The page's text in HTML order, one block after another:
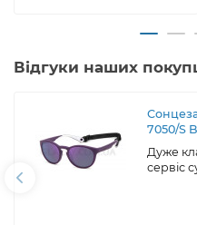
Відгуки наших
7050/S
Дуже
сервіс